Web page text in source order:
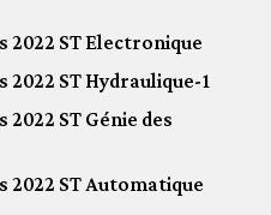
2022 ST Electronique
ST Hydraulique-1
ST Génie des
2022 ST Automatique